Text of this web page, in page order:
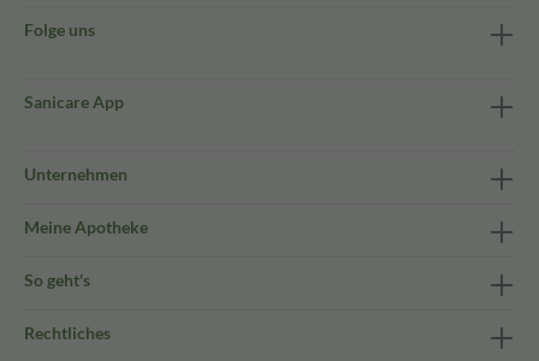
Folge uns
Sanicare App
Unternehmen
Meine Apotheke
So geht's
Rechtliches